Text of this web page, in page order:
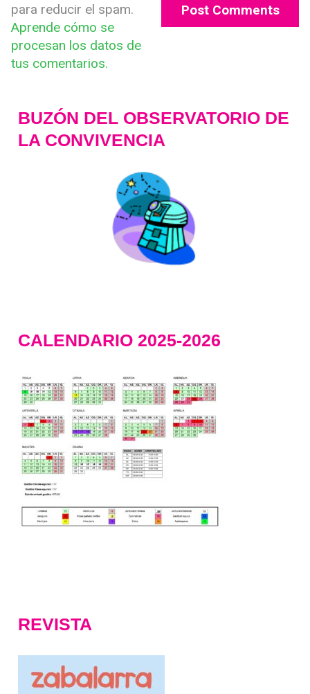
para reducir el spam.
Aprende cómo se
procesan los datos de
tus comentarios.
BUZÓN DEL OBSERVATORIO DE
LA CONVIVENCIA
CALENDARIO 2025-2026
REVISTA